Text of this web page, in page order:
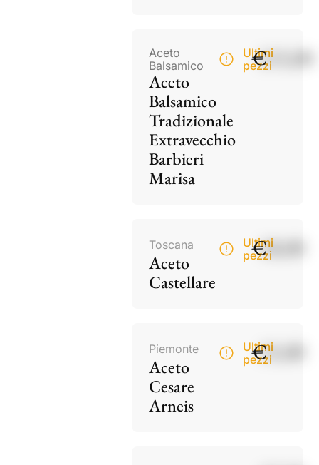
Aceto
Balsamico
Aceto
Balsamico
Tradizionale
Extravecchio
Barbieri
Marisa
Ultimi
pezzi
€115,00
Toscana
Aceto
Castellare
Ultimi
pezzi
€18,00
Piemonte
Aceto
Cesare
Arneis
Ultimi
pezzi
€15,00